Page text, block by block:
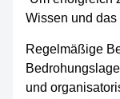
Wissen und das
Regelmäßige
und